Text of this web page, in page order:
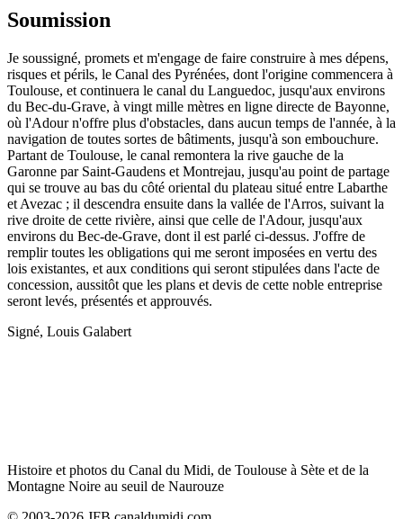
Soumission
Je soussigné, promets et m'engage de faire construire à mes dépens,
risques et périls, le Canal des Pyrénées, dont l'origine commencera à
Toulouse, et continuera le canal du Languedoc, jusqu'aux environs
du Bec-du-Grave, à vingt mille mètres en ligne directe de Bayonne,
où l'Adour n'offre plus d'obstacles, dans aucun temps de l'année, à la
navigation de toutes sortes de bâtiments, jusqu'à son embouchure.
Partant de Toulouse, le canal remontera la rive gauche de la
Garonne par Saint-Gaudens et Montrejau, jusqu'au point de partage
qui se trouve au bas du côté oriental du plateau situé entre Labarthe
et Avezac ; il descendra ensuite dans la vallée de l'Arros, suivant la
rive droite de cette rivière, ainsi que celle de l'Adour, jusqu'aux
environs du Bec-de-Grave, dont il est parlé ci-dessus. J'offre de
remplir toutes les obligations qui me seront imposées en vertu des
lois existantes, et aux conditions qui seront stipulées dans l'acte de
concession, aussitôt que les plans et devis de cette noble entreprise
seront levés, présentés et approuvés.
Signé, Louis Galabert
Histoire et photos du Canal du Midi, de Toulouse à Sète et de la
Montagne Noire au seuil de Naurouze